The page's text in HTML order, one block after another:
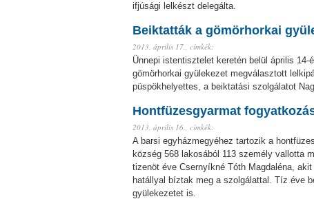
ifjúsági lelkészt delegálta.
Beiktatták a gömörhorkai
2013. április 17., címkék:
Ünnepi istentisztelet keretén belül április
gömörhorkai gyülekezet megválasztott
püspökhelyettes, a beiktatási szolgálatot
Hontfüzesgyarmat
2013. április 16., címkék:
A barsi egyházmegyéhez tartozik a
község 568 lakosából 113 személy vallotta
tizenöt éve Csernyíkné Tóth Magdaléna,
hatállyal bíztak meg a szolgálattal. Tíz éve
gyülekezetet is.